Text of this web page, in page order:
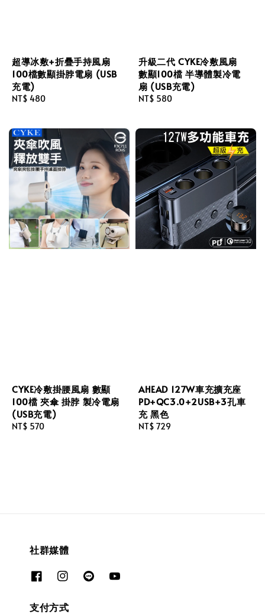
超導冰敷+折疊手持風扇
100檔數顯掛脖電扇 (USB
充電)
Regular
NT$ 480
升級二代 CYKE冷敷風扇
數顯100檔 半導體製冷電
扇 (USB充電)
Regular
NT$ 580
CYKE冷敷掛腰風扇 數顯
100檔 夾傘 掛脖 製冷電扇
(USB充電)
Regular
NT$ 570
AHEAD 127W車充擴充座
PD+QC3.0+2USB+3孔車
充 黑色
Regular
NT$ 729
社群媒體
支付方式